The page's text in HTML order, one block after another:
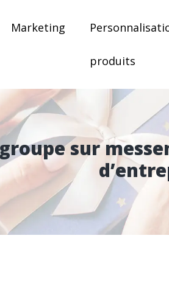
Marketing
produits
sur